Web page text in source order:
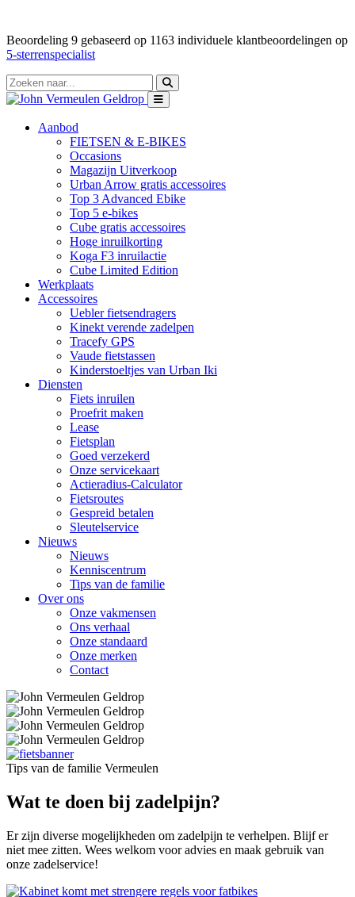
Beoordeling 9 gebaseerd op 1163 individuele klantbeoordelingen op
5-sterrenspecialist
Aanbod
FIETSEN & E-BIKES
Occasions
Magazijn Uitverkoop
Urban Arrow gratis accessoires
Top 3 Advanced Ebike
Top 5 e-bikes
Cube gratis accessoires
Hoge inruilkorting
Koga F3 inruilactie
Cube Limited Edition
Werkplaats
Accessoires
Uebler fietsendragers
Kinekt verende zadelpen
Tracefy GPS
Vaude fietstassen
Kinderstoeltjes van Urban Iki
Diensten
Fiets inruilen
Proefrit maken
Lease
Fietsplan
Goed verzekerd
Onze servicekaart
Actieradius-Calculator
Fietsroutes
Gespreid betalen
Sleutelservice
Nieuws
Nieuws
Kenniscentrum
Tips van de familie
Over ons
Onze vakmensen
Ons verhaal
Onze standaard
Onze merken
Contact
Tips van de familie Vermeulen
Wat te doen bij zadelpijn?
Er zijn diverse mogelijkheden om zadelpijn te verhelpen. Blijf er
niet mee zitten. Wees welkom voor advies en maak gebruik van
onze zadelservice!